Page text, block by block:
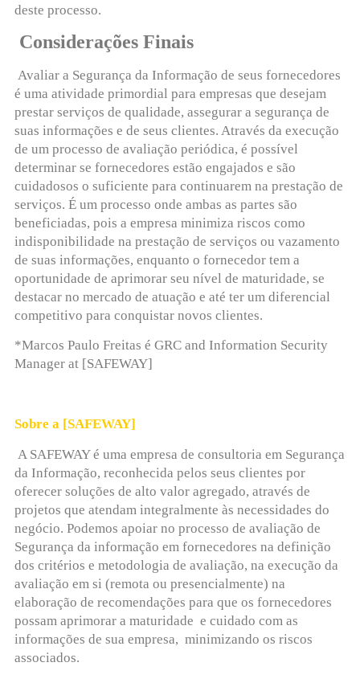
deste processo.
Considerações Finais
Avaliar a Segurança da Informação de seus fornecedores
é uma atividade primordial para empresas que desejam
prestar serviços de qualidade, assegurar a segurança de
suas informações e de seus clientes. Através da execução
de um processo de avaliação periódica, é possível
determinar se fornecedores estão engajados e são
cuidadosos o suficiente para continuarem na prestação de
serviços. É um processo onde ambas as partes são
beneficiadas, pois a empresa minimiza riscos como
indisponibilidade na prestação de serviços ou vazamento
de suas informações, enquanto o fornecedor tem a
oportunidade de aprimorar seu nível de maturidade, se
destacar no mercado de atuação e até ter um diferencial
competitivo para conquistar novos clientes.
*Marcos Paulo Freitas é GRC and Information Security
Manager at [SAFEWAY]
Sobre a [SAFEWAY]
A SAFEWAY é uma empresa de consultoria em Segurança
da Informação, reconhecida pelos seus clientes por
oferecer soluções de alto valor agregado, através de
projetos que atendam integralmente às necessidades do
negócio. Podemos apoiar no processo de avaliação de
Segurança da informação em fornecedores na definição
dos critérios e metodologia de avaliação, na execução da
avaliação em si (remota ou presencialmente) na
elaboração de recomendações para que os fornecedores
possam aprimorar a maturidade e cuidado com as
informações de sua empresa, minimizando os riscos
associados.